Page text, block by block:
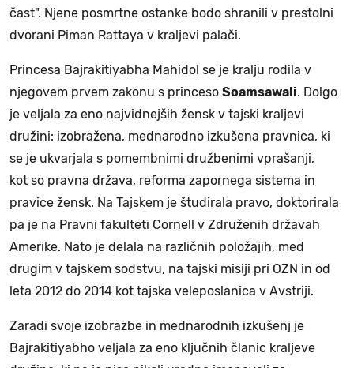
čast". Njene posmrtne ostanke bodo shranili v prestolni
dvorani Piman Rattaya v kraljevi palači.
Princesa Bajrakitiyabha Mahidol se je kralju rodila v
njegovem prvem zakonu s princeso Soamsawali. Dolgo
je veljala za eno najvidnejših žensk v tajski kraljevi
družini: izobražena, mednarodno izkušena pravnica, ki
se je ukvarjala s pomembnimi družbenimi vprašanji,
kot so pravna država, reforma zapornega sistema in
pravice žensk. Na Tajskem je študirala pravo, doktorirala
pa je na Pravni fakulteti Cornell v Združenih državah
Amerike. Nato je delala na različnih položajih, med
drugim v tajskem sodstvu, na tajski misiji pri OZN in od
leta 2012 do 2014 kot tajska veleposlanica v Avstriji.
Zaradi svoje izobrazbe in mednarodnih izkušenj je
Bajrakitiyabho veljala za eno ključnih članic kraljeve